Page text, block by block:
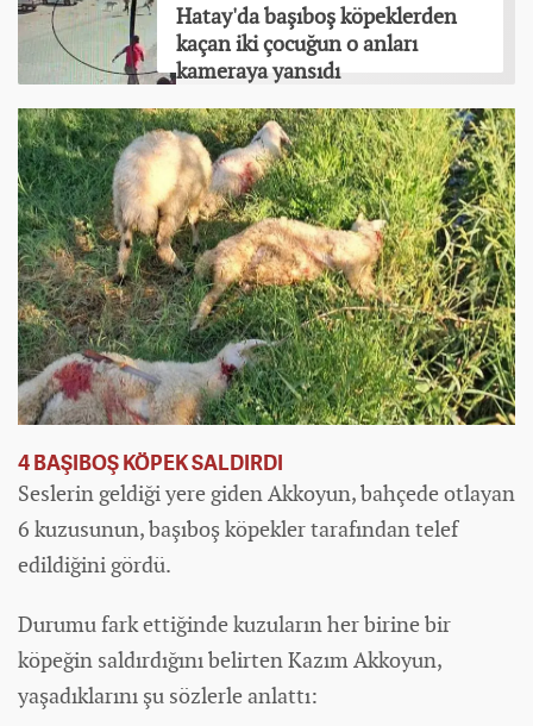
Hatay'da başıboş köpeklerden
kaçan iki çocuğun o anları
kameraya yansıdı
4 BAŞIBOŞ KÖPEK SALDIRDI
Seslerin geldiği yere giden Akkoyun, bahçede otlayan
6 kuzusunun, başıboş köpekler tarafından telef
edildiğini gördü.
Durumu fark ettiğinde kuzuların her birine bir
köpeğin saldırdığını belirten Kazım Akkoyun,
yaşadıklarını şu sözlerle anlattı: